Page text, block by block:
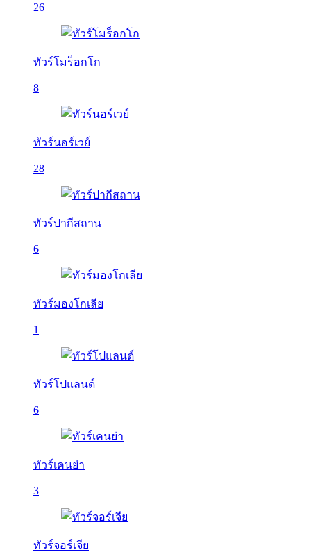
26
ทัวร์โมร็อกโก
8
ทัวร์นอร์เวย์
28
ทัวร์ปากีสถาน
6
ทัวร์มองโกเลีย
1
ทัวร์โปแลนด์
6
ทัวร์เคนย่า
3
ทัวร์จอร์เจีย